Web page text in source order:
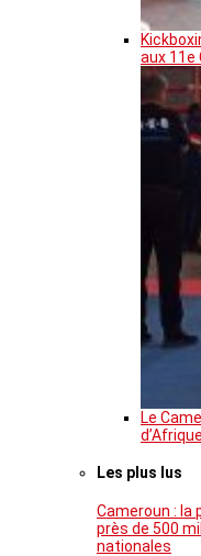
aux
Le
Les plus lus
Cameroun : la
près de 500
nationales